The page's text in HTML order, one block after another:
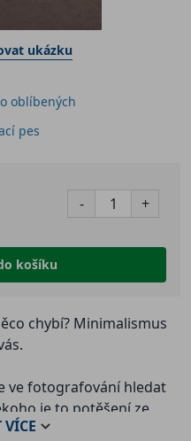
ukázku
- +
košíku
oblíbených
pes
chybí? Minimalismus
ve fotografování hledat
je to potěšení ze
si na dvě hodiny
VÍCE